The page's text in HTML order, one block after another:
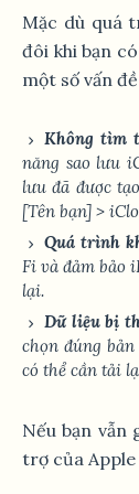
Mặc dù quá
đôi khi bạn
một số vấn
Không tìm
năng sao lưu
lưu đã được
[Tên bạn] >
Quá trình
Fi và đảm bảo
lại.
Dữ liệu bị
chọn đúng
có thể cần tải
Nếu bạn vẫn
trợ của